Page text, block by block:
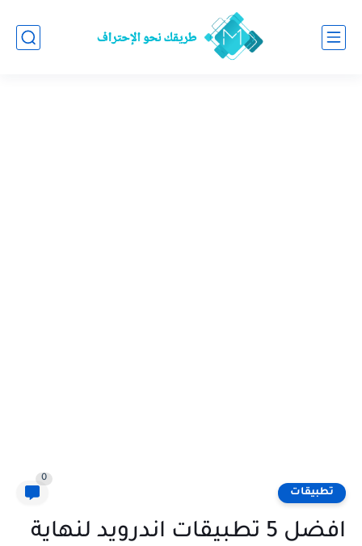
تطبيقات
0
افضل 5 تطبيقات اندرويد لنهاية